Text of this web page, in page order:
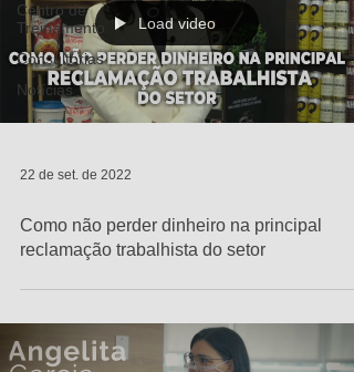
Centro de
Treinamento
Consultorias
Notícias
Load video
22 de set. de 2022
Como não perder dinheiro na principal
reclamação trabalhista do setor